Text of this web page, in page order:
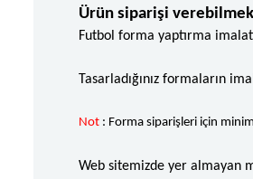
Ürün siparişi
Futbol forma yaptırma
Tasarladığınız formaların
Not : Forma siparişleri için
Web sitemizde yer almayan